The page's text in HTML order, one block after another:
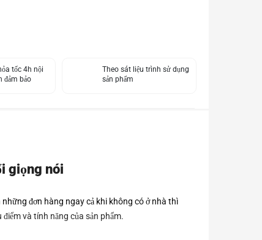
tốc 4h nội
đảm bảo
Theo sát liệu trình sử dụng
sản phẩm
giọng nói
đơn hàng ngay cả khi không có ở nhà thì
và tính năng của sản phẩm.